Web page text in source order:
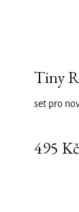
Tiny
set pro
495 Kč